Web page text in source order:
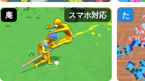
庵 スマホ対応 た